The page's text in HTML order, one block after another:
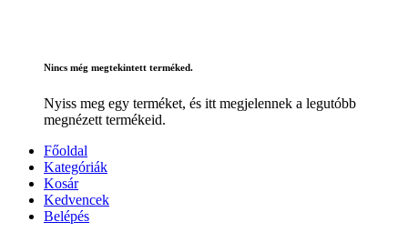
Nincs még megtekintett terméked.
Nyiss meg egy terméket, és itt megjelennek a legutóbb
megnézett termékeid.
Főoldal
Kategóriák
Kosár
Kedvencek
Belépés